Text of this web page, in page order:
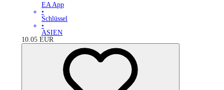
EA App
•
Schlüssel
•
ASIEN
10.05 EUR